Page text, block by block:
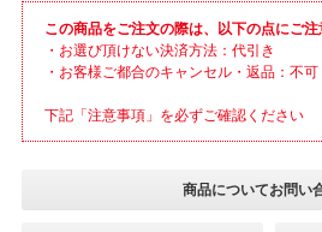
この商品をご注文の際は、以下の点にご
・お選び頂けない決済方法：代引き
・お客様ご都合のキャンセル・返品：不可
下記「注意事項」を必ずご確認ください
商品についてお問い